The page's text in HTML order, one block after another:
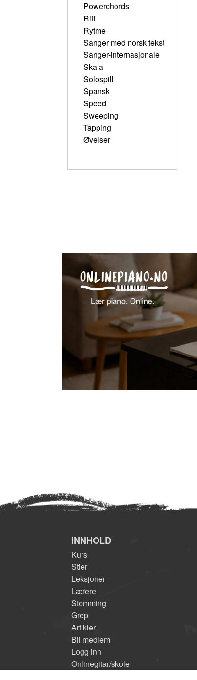
Powerchords
Riff
Rytme
Sanger med norsk tekst
Sanger-internasjonale
Skala
Solospill
Spansk
Speed
Sweeping
Tapping
Øvelser
INNHOLD
Kurs
Stier
Leksjoner
Lærere
Stemming
Grep
Artikler
Bli medlem
Logg inn
Onlinegitar/skole